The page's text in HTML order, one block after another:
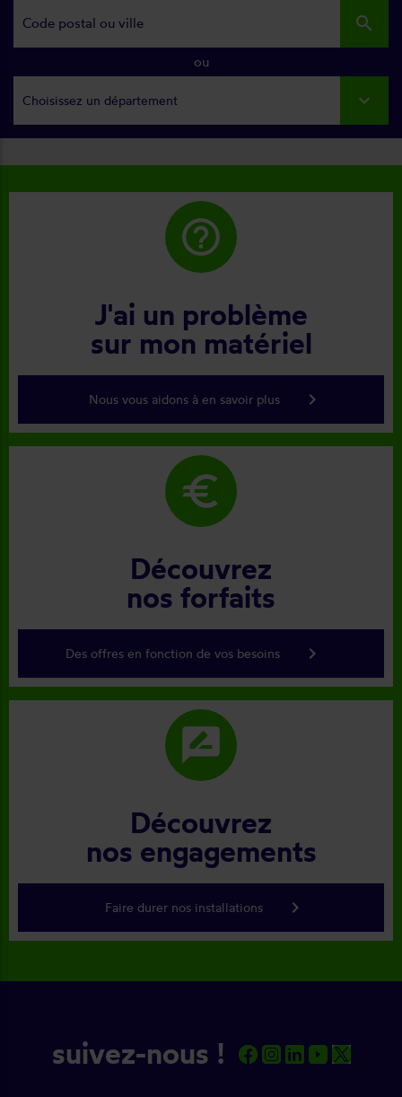
search
ou
Choisissez un département
help_outline
J'ai un problème
sur mon matériel
Nous vous aidons à en savoir plus keyboard_arrow_right
euro
Découvrez
nos forfaits
Des offres en fonction de vos besoins keyboard_arrow_right
rate_review
Découvrez
nos engagements
Faire durer nos installations keyboard_arrow_right
suivez-nous !